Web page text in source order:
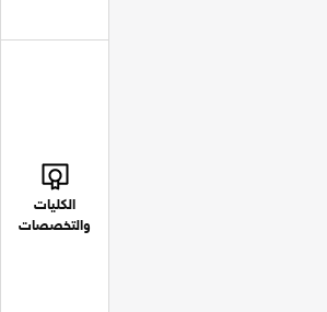
الكليات
والتخصصات